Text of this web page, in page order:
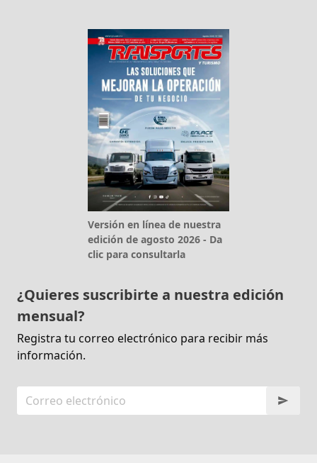
Versión en línea de nuestra
edición de agosto 2026 - Da
clic para consultarla
¿Quieres suscribirte a nuestra edición
mensual?
Registra tu correo electrónico para recibir más
información.